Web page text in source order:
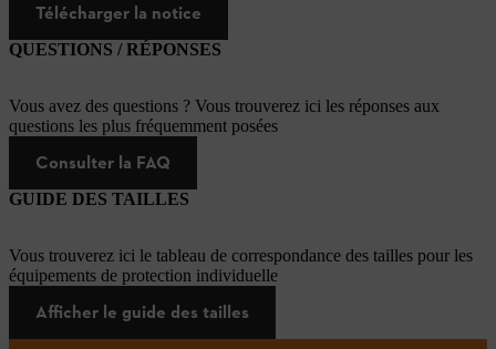
Télécharger la notice
QUESTIONS / RÉPONSES
Vous avez des questions ? Vous trouverez ici les réponses aux
questions les plus fréquemment posées
Consulter la FAQ
GUIDE DES TAILLES
Vous trouverez ici le tableau de correspondance des tailles pour les
équipements de protection individuelle
Afficher le guide des tailles